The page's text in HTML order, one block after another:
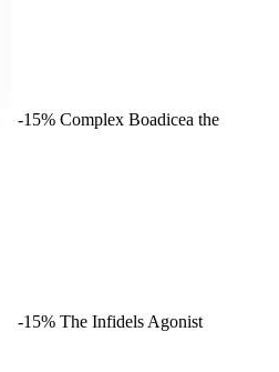
-15% Complex Boadicea the
-15% The Infidels Agonist